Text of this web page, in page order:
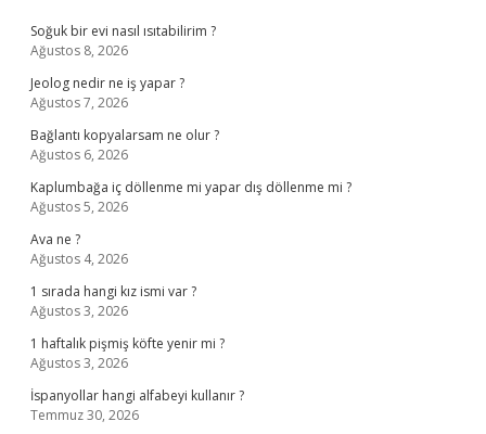
Soğuk bir evi nasıl ısıtabilirim ?
Ağustos 8, 2026
Jeolog nedir ne iş yapar ?
Ağustos 7, 2026
Bağlantı kopyalarsam ne olur ?
Ağustos 6, 2026
Kaplumbağa iç döllenme mi yapar dış döllenme mi ?
Ağustos 5, 2026
Ava ne ?
Ağustos 4, 2026
1 sırada hangi kız ismi var ?
Ağustos 3, 2026
1 haftalık pişmiş köfte yenir mi ?
Ağustos 3, 2026
İspanyollar hangi alfabeyi kullanır ?
Temmuz 30, 2026